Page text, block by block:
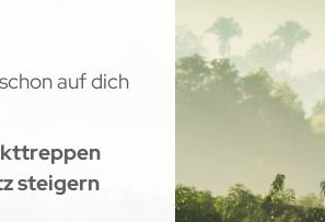
auf dich
steigern